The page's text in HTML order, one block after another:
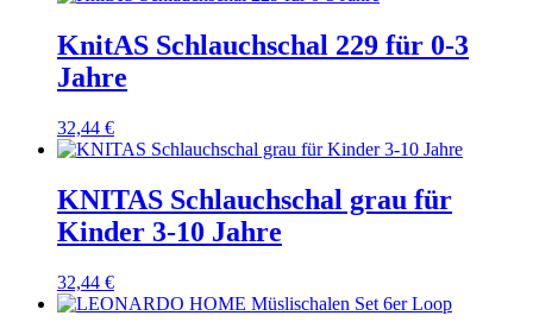
KnitAS Schlauchschal 229 für 0-3
Jahre
32,44 €
KNITAS Schlauchschal grau für
Kinder 3-10 Jahre
32,44 €